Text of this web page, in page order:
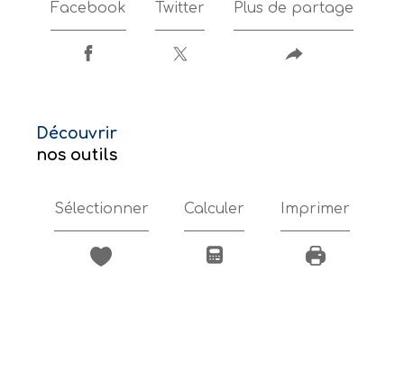
Facebook Twitter Plus de partage
découvrir
nos outils
Sélectionner Calculer Imprimer